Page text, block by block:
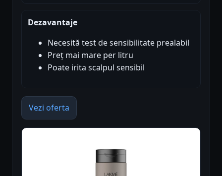
Dezavantaje
Necesită test de sensibilitate prealabil
Preț mai mare per litru
Poate irita scalpul sensibil
Vezi oferta